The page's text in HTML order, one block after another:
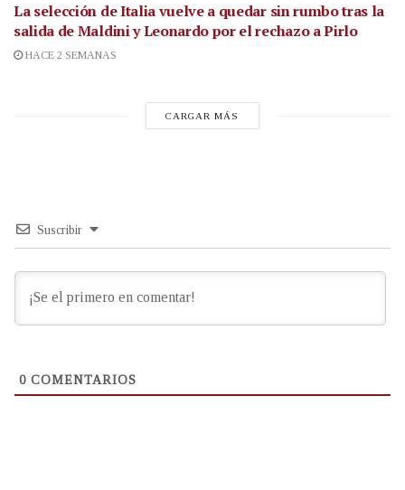
La selección de Italia vuelve a quedar sin rumbo tras la
salida de Maldini y Leonardo por el rechazo a Pirlo
HACE 2 SEMANAS
CARGAR MÁS
Suscribir
0 COMENTARIOS